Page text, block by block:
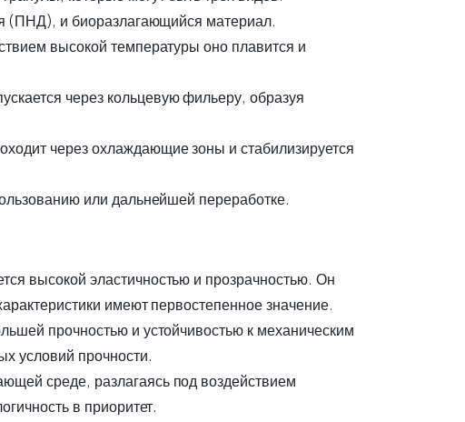
(ПНД), и биоразлагающийся материал.
высокой температуры оно плавится и
через кольцевую фильеру, образуя
через охлаждающие зоны и стабилизируется
или дальнейшей переработке.
высокой эластичностью и прозрачностью. Он
имеют первостепенное значение.
прочностью и устойчивостью к механическим
условий прочности.
среде, разлагаясь под воздействием
в приоритет.